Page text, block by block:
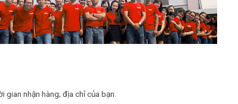
nhận hàng; địa chỉ của bạn.